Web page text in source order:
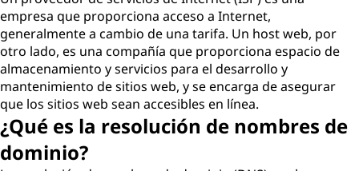
empresa que proporciona acceso a Internet,
generalmente a cambio de una tarifa. Un host web, por
otro lado, es una compañía que proporciona espacio de
almacenamiento y servicios para el desarrollo y
mantenimiento de sitios web, y se encarga de asegurar
que los sitios web sean accesibles en línea.
¿Qué es la resolución de nombres de
dominio?